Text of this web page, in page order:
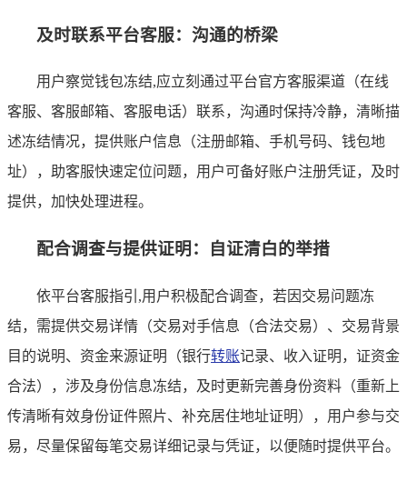
及时联系平台客服：沟通的桥梁
用户察觉钱包冻结,应立刻通过平台官方客服渠道（在线
客服、客服邮箱、客服电话）联系，沟通时保持冷静，清晰描
述冻结情况，提供账户信息（注册邮箱、手机号码、钱包地
址），助客服快速定位问题，用户可备好账户注册凭证，及时
提供，加快处理进程。
配合调查与提供证明：自证清白的举措
依平台客服指引,用户积极配合调查，若因交易问题冻
结，需提供交易详情（交易对手信息（合法交易）、交易背景
目的说明、资金来源证明（银行转账记录、收入证明，证资金
合法），涉及身份信息冻结，及时更新完善身份资料（重新上
传清晰有效身份证件照片、补充居住地址证明），用户参与交
易，尽量保留每笔交易详细记录与凭证，以便随时提供平台。